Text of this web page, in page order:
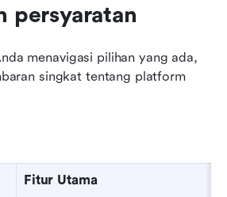
persyaratan
menavigasi pilihan yang ada,
singkat tentang platform
Fitur Utama